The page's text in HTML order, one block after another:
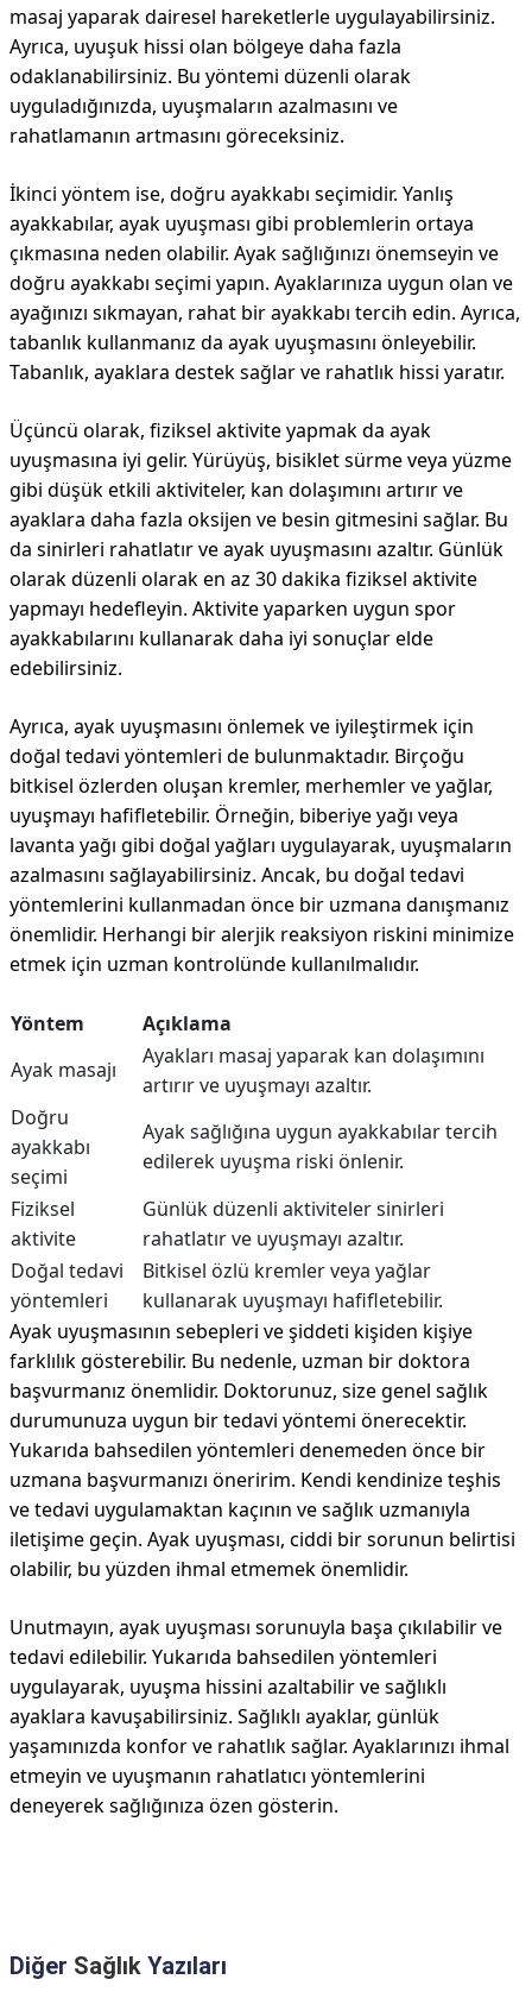
masaj yaparak dairesel hareketlerle uygulayabilirsiniz.
Ayrıca, uyuşuk hissi olan bölgeye daha fazla
odaklanabilirsiniz. Bu yöntemi düzenli olarak
uyguladığınızda, uyuşmaların azalmasını ve
rahatlamanın artmasını göreceksiniz.
İkinci yöntem ise, doğru ayakkabı seçimidir. Yanlış
ayakkabılar, ayak uyuşması gibi problemlerin ortaya
çıkmasına neden olabilir. Ayak sağlığınızı önemseyin ve
doğru ayakkabı seçimi yapın. Ayaklarınıza uygun olan ve
ayağınızı sıkmayan, rahat bir ayakkabı tercih edin. Ayrıca,
tabanlık kullanmanız da ayak uyuşmasını önleyebilir.
Tabanlık, ayaklara destek sağlar ve rahatlık hissi yaratır.
Üçüncü olarak, fiziksel aktivite yapmak da ayak
uyuşmasına iyi gelir. Yürüyüş, bisiklet sürme veya yüzme
gibi düşük etkili aktiviteler, kan dolaşımını artırır ve
ayaklara daha fazla oksijen ve besin gitmesini sağlar. Bu
da sinirleri rahatlatır ve ayak uyuşmasını azaltır. Günlük
olarak düzenli olarak en az 30 dakika fiziksel aktivite
yapmayı hedefleyin. Aktivite yaparken uygun spor
ayakkabılarını kullanarak daha iyi sonuçlar elde
edebilirsiniz.
Ayrıca, ayak uyuşmasını önlemek ve iyileştirmek için
doğal tedavi yöntemleri de bulunmaktadır. Birçoğu
bitkisel özlerden oluşan kremler, merhemler ve yağlar,
uyuşmayı hafifletebilir. Örneğin, biberiye yağı veya
lavanta yağı gibi doğal yağları uygulayarak, uyuşmaların
azalmasını sağlayabilirsiniz. Ancak, bu doğal tedavi
yöntemlerini kullanmadan önce bir uzmana danışmanız
önemlidir. Herhangi bir alerjik reaksiyon riskini minimize
etmek için uzman kontrolünde kullanılmalıdır.
Yöntem
Açıklama
Ayak masajı
Ayakları masaj yaparak kan dolaşımını
artırır ve uyuşmayı azaltır.
Doğru
ayakkabı
seçimi
Ayak sağlığına uygun ayakkabılar tercih
edilerek uyuşma riski önlenir.
Fiziksel
aktivite
Günlük düzenli aktiviteler sinirleri
rahatlatır ve uyuşmayı azaltır.
Doğal tedavi
yöntemleri
Bitkisel özlü kremler veya yağlar
kullanarak uyuşmayı hafifletebilir.
Ayak uyuşmasının sebepleri ve şiddeti kişiden kişiye
farklılık gösterebilir. Bu nedenle, uzman bir doktora
başvurmanız önemlidir. Doktorunuz, size genel sağlık
durumunuza uygun bir tedavi yöntemi önerecektir.
Yukarıda bahsedilen yöntemleri denemeden önce bir
uzmana başvurmanızı öneririm. Kendi kendinize teşhis
ve tedavi uygulamaktan kaçının ve sağlık uzmanıyla
iletişime geçin. Ayak uyuşması, ciddi bir sorunun belirtisi
olabilir, bu yüzden ihmal etmemek önemlidir.
Unutmayın, ayak uyuşması sorunuyla başa çıkılabilir ve
tedavi edilebilir. Yukarıda bahsedilen yöntemleri
uygulayarak, uyuşma hissini azaltabilir ve sağlıklı
ayaklara kavuşabilirsiniz. Sağlıklı ayaklar, günlük
yaşamınızda konfor ve rahatlık sağlar. Ayaklarınızı ihmal
etmeyin ve uyuşmanın rahatlatıcı yöntemlerini
deneyerek sağlığınıza özen gösterin.
Diğer Sağlık Yazıları